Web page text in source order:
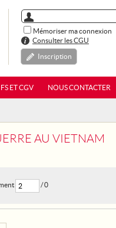
Mémoriser ma connexion
Consulter les CGU
Inscription
ET CGV NOUS CONTACTER
AU VIETNAM
/ 0